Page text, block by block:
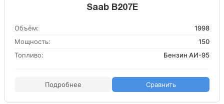
Saab B207E
Объём:
1998
Мощность:
150
Топливо:
Бензин АИ-95
Подробнее Сравнить